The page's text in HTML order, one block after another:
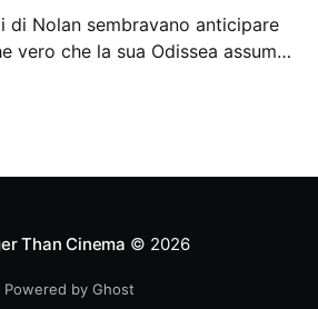
di Nolan sembravano anticipare
vero che la sua Odissea assume
Than Cinema © 2026
Powered by Ghost